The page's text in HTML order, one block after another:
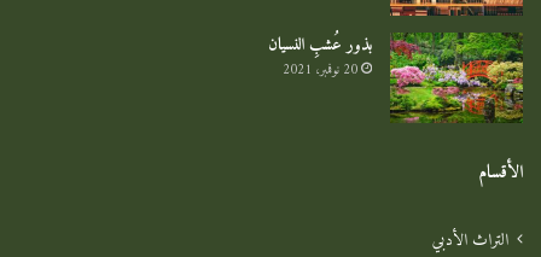
بذور عُشبِ النسيان
20 نوفمبر، 2021
الأقسام
التراث الأدبي